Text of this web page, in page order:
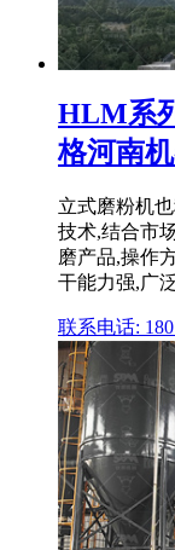
HLM系
格河南
立式磨粉机
技术,结合市
磨产品,操作
干能力强,广
联系电话: 180